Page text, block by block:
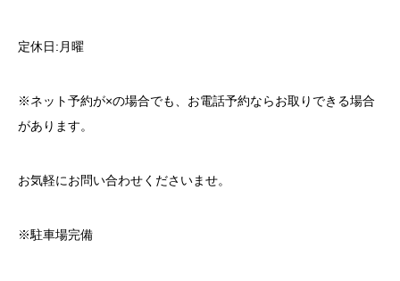
定休日:月曜
※ネット予約が×の場合でも、お電話予約ならお取りできる場合
があります。
お気軽にお問い合わせくださいませ。
※駐車場完備